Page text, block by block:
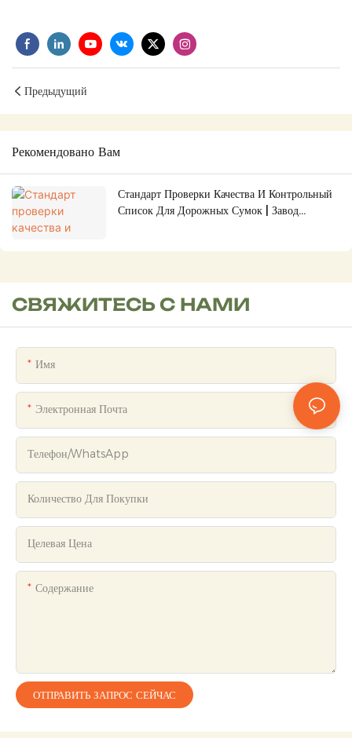
Предыдущий
Рекомендовано Вам
Стандарт Проверки Качества И Контрольный
Список Для Дорожных Сумок | Завод
СВЯЖИТЕСЬ С НАМИ
Имя
Электронная Почта
Телефон/WhatsApp
Количество Для Покупки
Целевая Цена
Содержание
ОТПРАВИТЬ ЗАПРОС СЕЙЧАС